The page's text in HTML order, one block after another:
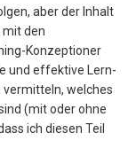
aber der Inhalt
den
Konzeptioner
und effektive Lern-
welches
(mit oder ohne
ich diesen Teil